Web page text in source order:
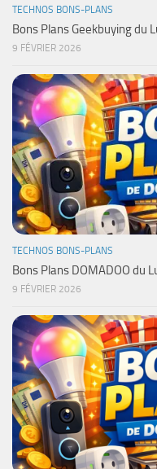
TECHNOS BONS-PLANS
Bons Plans Geekbuying du
9 FÉVRIER 2026
TECHNOS BONS-PLANS
Bons Plans DOMADOO du
9 FÉVRIER 2026